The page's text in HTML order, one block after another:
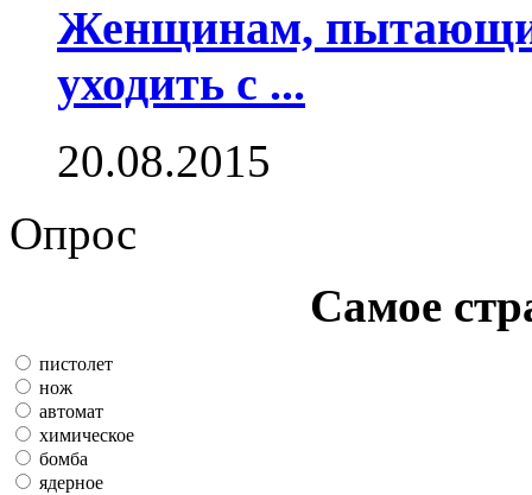
Женщинам,
уходить с ...
20.08.2015
Опрос
Самое
пистолет
нож
автомат
химическое
бомба
ядерное